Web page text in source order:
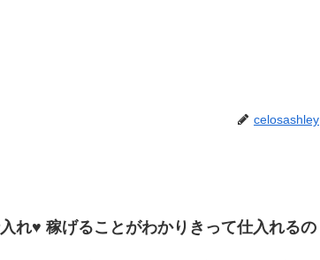
celosashley
れ♥ 稼げることがわかりきって仕入れるの